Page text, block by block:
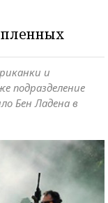
и
подразделение
Бен Ладена в